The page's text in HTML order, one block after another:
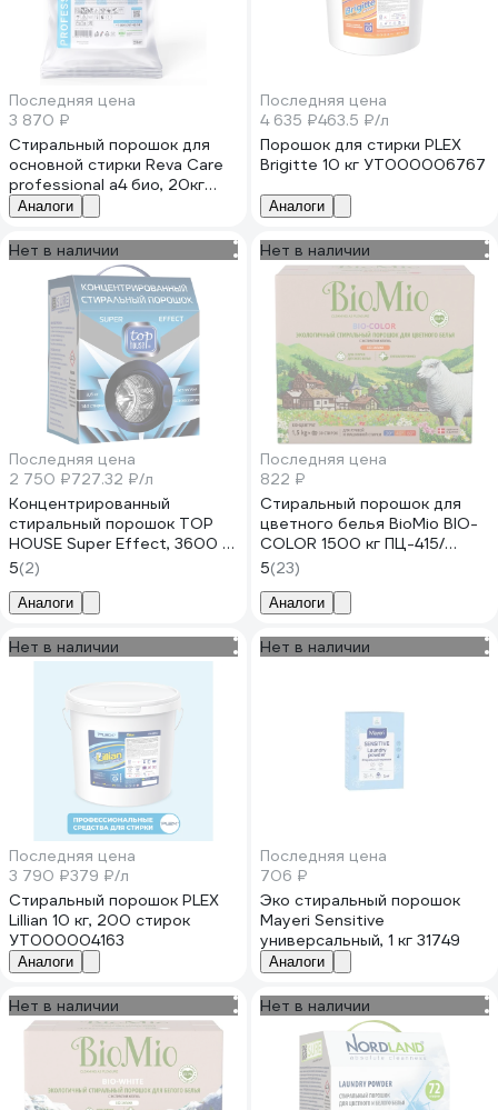
Последняя цена
3 870 ₽
Стиральный порошок для
основной стирки Reva Care
professional а4 био, 20кг
RA48202
Аналоги
Последняя цена
4 635 ₽463.5 ₽/л
Порошок для стирки PLEX
Brigitte 10 кг УТ000006767
Аналоги
Нет в наличии
Последняя цена
2 750 ₽727.32 ₽/л
Концентрированный
стиральный порошок TOP
HOUSE Super Effect, 3600 г
180742
5(2)
Аналоги
Нет в наличии
Последняя цена
822 ₽
Стиральный порошок для
цветного белья BioMio BIO-
COLOR 1500 кг ПЦ-415/
507.04081.0101
5(23)
Аналоги
Нет в наличии
Последняя цена
3 790 ₽379 ₽/л
Стиральный порошок PLEX
Lillian 10 кг, 200 стирок
УТ000004163
Аналоги
Нет в наличии
Последняя цена
706 ₽
Эко стиральный порошок
Mayeri Sensitive
универсальный, 1 кг 31749
Аналоги
Нет в наличии Нет в наличии